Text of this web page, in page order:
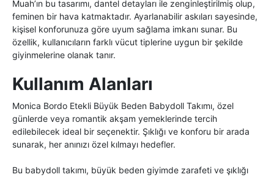
Muah’ın bu tasarımı, dantel detayları ile zenginleştirilmiş olup,
feminen bir hava katmaktadır. Ayarlanabilir askıları sayesinde,
kişisel konforunuza göre uyum sağlama imkanı sunar. Bu
özellik, kullanıcıların farklı vücut tiplerine uygun bir şekilde
giyinmelerine olanak tanır.
Kullanım Alanları
Monica Bordo Etekli Büyük Beden Babydoll Takımı, özel
günlerde veya romantik akşam yemeklerinde tercih
edilebilecek ideal bir seçenektir. Şıklığı ve konforu bir arada
sunarak, her anınızı özel kılmayı hedefler.
Bu babydoll takımı, büyük beden giyimde zarafeti ve şıklığı